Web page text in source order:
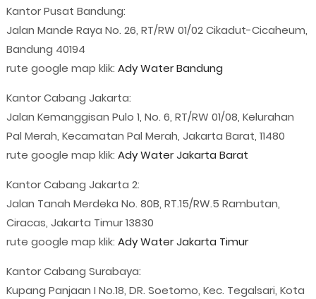
Kantor Pusat Bandung:
Jalan Mande Raya No. 26, RT/RW 01/02 Cikadut-Cicaheum,
Bandung 40194
rute google map klik: Ady Water Bandung
Kantor Cabang Jakarta:
Jalan Kemanggisan Pulo 1, No. 6, RT/RW 01/08, Kelurahan
Pal Merah, Kecamatan Pal Merah, Jakarta Barat, 11480
rute google map klik: Ady Water Jakarta Barat
Kantor Cabang Jakarta 2:
Jalan Tanah Merdeka No. 80B, RT.15/RW.5 Rambutan,
Ciracas, Jakarta Timur 13830
rute google map klik: Ady Water Jakarta Timur
Kantor Cabang Surabaya:
Kupang Panjaan I No.18, DR. Soetomo, Kec. Tegalsari, Kota